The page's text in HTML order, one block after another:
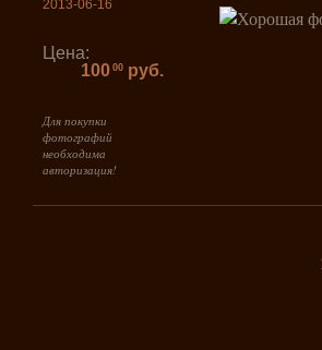
2013-06-16
Цена:
100 00 руб.
Для покупки
фотографий
необходима
авторизация!